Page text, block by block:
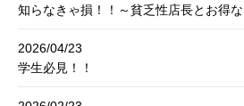
知らなきゃ損！！～貧乏性店長とお得
2026/04/23
学生必見！！